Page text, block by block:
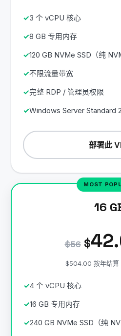
3 个 vCPU 核心
8 GB 专用内存
120 GB NVMe SSD（纯
不限流量带宽
完整 RDP / 管理员权限
Windows Server Standard
部署此
16
$56 $
$504.00 按年结算
4 个 vCPU 核心
16 GB 专用内存
240 GB NVMe SSD（纯